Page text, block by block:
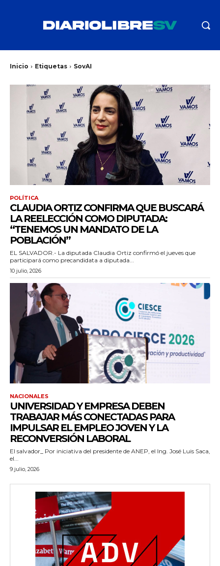
Inicio Etiquetas SovAI
POLÍTICA
CLAUDIA ORTIZ CONFIRMA QUE BUSCARÁ
LA REELECCIÓN COMO DIPUTADA:
“TENEMOS UN MANDATO DE LA
POBLACIÓN”
EL SALVADOR.- La diputada Claudia Ortiz confirmó el jueves que
participará como precandidata a diputada...
10 julio, 2026
NACIONALES
UNIVERSIDAD Y EMPRESA DEBEN
TRABAJAR MÁS CONECTADAS PARA
IMPULSAR EL EMPLEO JOVEN Y LA
RECONVERSIÓN LABORAL
El salvador_ Por iniciativa del presidente de ANEP, el Ing. José Luis Saca,
el...
9 julio, 2026